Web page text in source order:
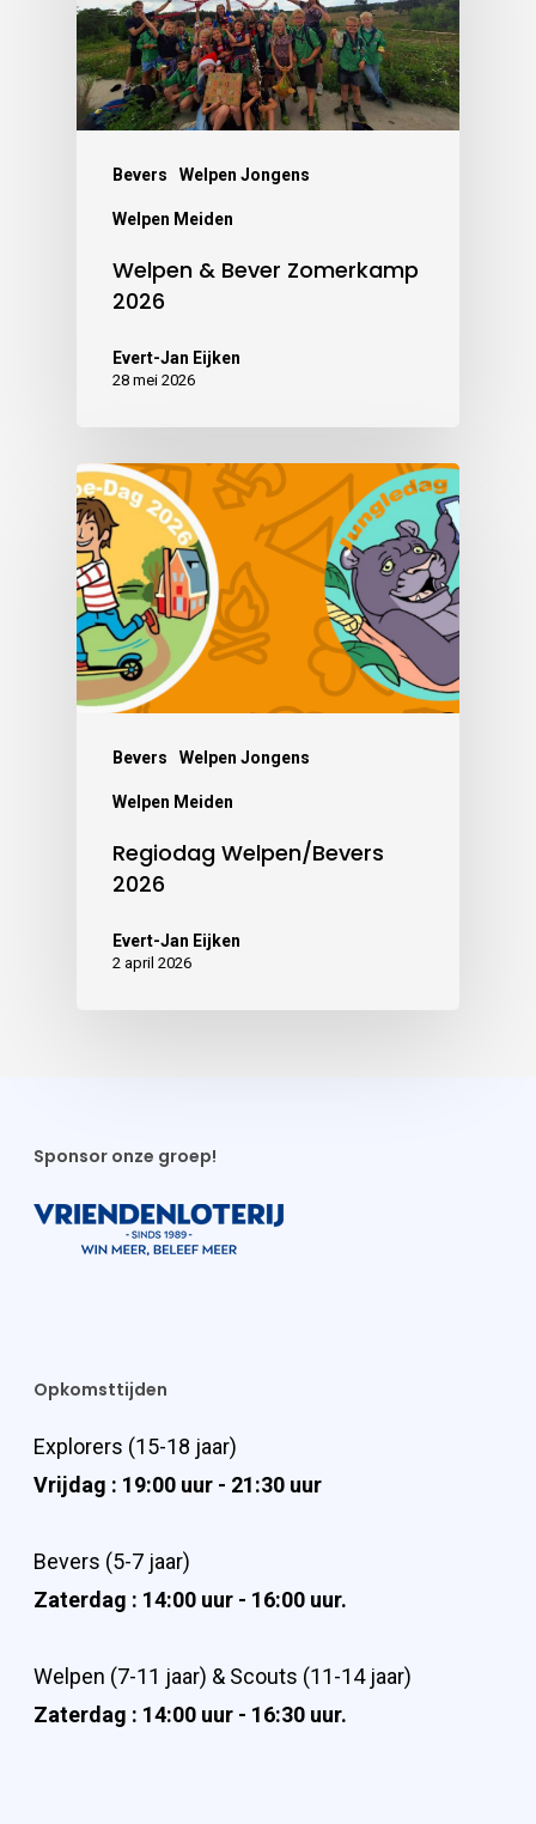
Bevers Welpen Jongens
Welpen Meiden
Welpen & Bever Zomerkamp
2026
Evert-Jan Eijken
28 mei 2026
Bevers Welpen Jongens
Welpen Meiden
Regiodag Welpen/Bevers
2026
Evert-Jan Eijken
2 april 2026
Sponsor onze groep!
Opkomsttijden
Explorers (15-18 jaar)
Vrijdag : 19:00 uur - 21:30 uur
Bevers (5-7 jaar)
Zaterdag : 14:00 uur - 16:00 uur.
Welpen (7-11 jaar) & Scouts (11-14 jaar)
Zaterdag : 14:00 uur - 16:30 uur.